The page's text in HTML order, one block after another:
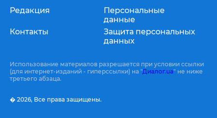
Редакция
Контакты
Персональные
данные
Защита персональных
данных
Использование материалов разрешается при условии ссылки
(для интернет-изданий - гиперссылки) на "Диалог.ua" не ниже
третьего абзаца.
� 2026, Все права защищены.